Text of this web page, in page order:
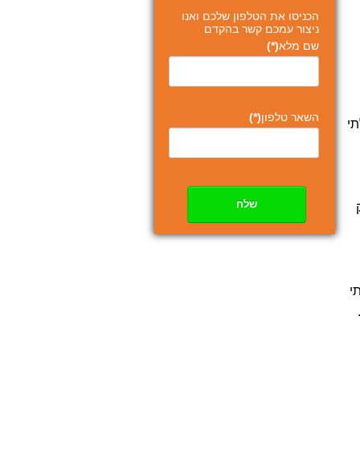
הכניסו את הטלפון שלכם ואנו
ניצור עמכם קשר בהקדם
שם מלא(*)
השאר טלפון(*)
שלח